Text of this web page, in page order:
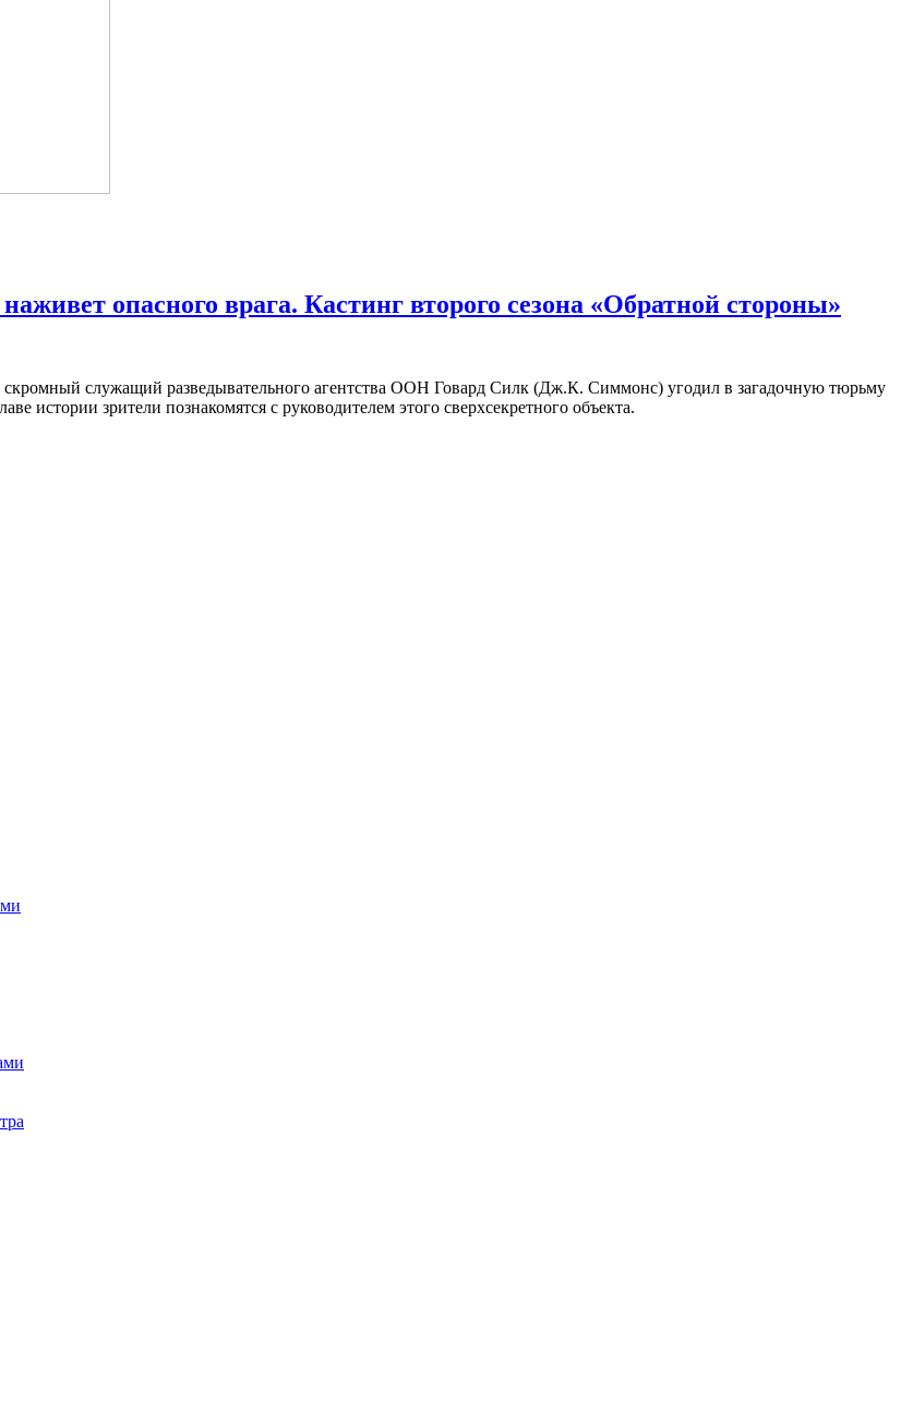
опасного врага. Кастинг второго сезона «Обратной стороны»
скромный служащий разведывательного агентства ООН Говард Силк (Дж.К. Симмонс) угодил в загадочную тюрьму
истории зрители познакомятся с руководителем этого сверхсекретного объекта.